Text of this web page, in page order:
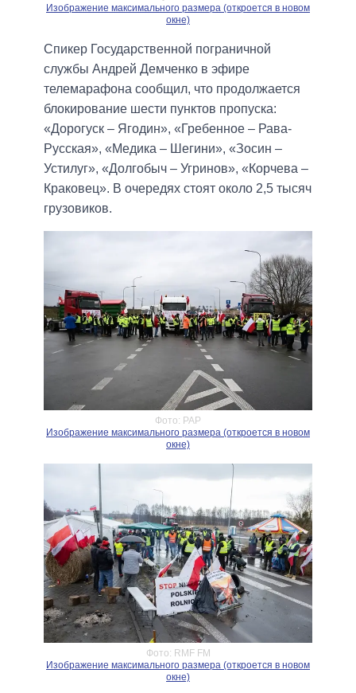
Изображение максимального размера (откроется в новом
окне)
Спикер Государственной пограничной
службы Андрей Демченко в эфире
телемарафона сообщил, что продолжается
блокирование шести пунктов пропуска:
«Дорогуск – Ягодин», «Гребенное – Рава-
Русская», «Медика – Шегини», «Зосин –
Устилуг», «Долгобыч – Угринов», «Корчева –
Краковец». В очередях стоят около 2,5 тысяч
грузовиков.
Фото: PAP
Изображение максимального размера (откроется в новом
окне)
Фото: RMF FM
Изображение максимального размера (откроется в новом
окне)